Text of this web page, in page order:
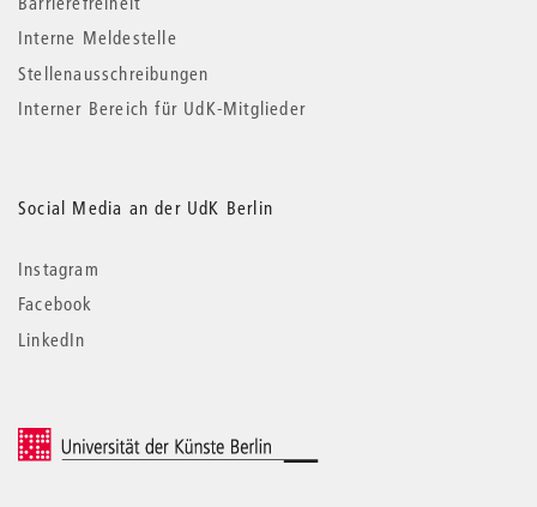
Interne Meldestelle
Stellenausschreibungen
Interner Bereich für UdK-Mitglieder
Social Media an der UdK Berlin
Instagram
Facebook
LinkedIn
© 2026 Universität der Künste Berlin